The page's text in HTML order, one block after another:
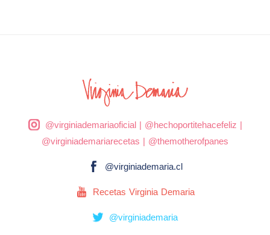
@virginiademariaoficial| @hechoportitehacefeliz |
@virginiademariarecetas | @themotherofpanes
@virginiademaria.cl
Recetas Virginia Demaria
@virginiademaria